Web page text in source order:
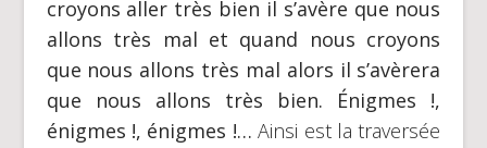
croyons aller très bien il s’avère que nous
allons très mal et quand nous croyons
que nous allons très mal alors il s’avèrera
que nous allons très bien. Énigmes !,
énigmes !, énigmes !…Ainsi est la traversée